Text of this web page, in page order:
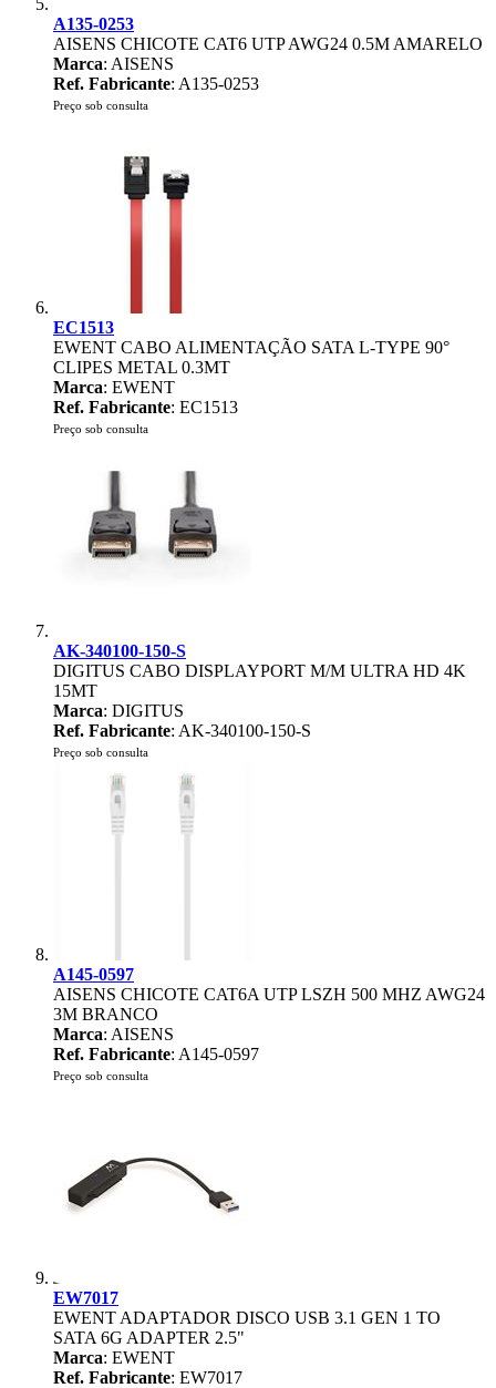
A135-0253
AISENS CHICOTE CAT6 UTP AWG24 0.5M AMARELO
Marca: AISENS
Ref. Fabricante: A135-0253
Preço sob consulta
EC1513
EWENT CABO ALIMENTAÇÃO SATA L-TYPE 90°
CLIPES METAL 0.3MT
Marca: EWENT
Ref. Fabricante: EC1513
Preço sob consulta
AK-340100-150-S
DIGITUS CABO DISPLAYPORT M/M ULTRA HD 4K
15MT
Marca: DIGITUS
Ref. Fabricante: AK-340100-150-S
Preço sob consulta
A145-0597
AISENS CHICOTE CAT6A UTP LSZH 500 MHZ AWG24
3M BRANCO
Marca: AISENS
Ref. Fabricante: A145-0597
Preço sob consulta
EW7017
EWENT ADAPTADOR DISCO USB 3.1 GEN 1 TO
SATA 6G ADAPTER 2.5"
Marca: EWENT
Ref. Fabricante: EW7017